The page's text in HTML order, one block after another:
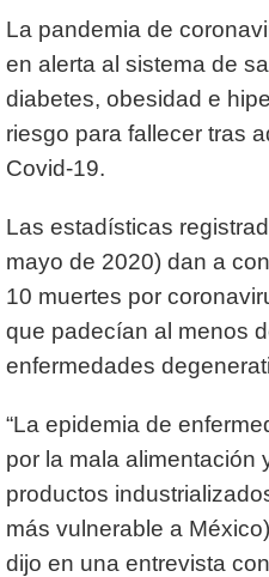
La pandemia de
en alerta al sistema de
diabetes, obesidad e
riesgo para fallecer tras
Covid-19.
Las estadísticas
mayo de 2020) dan a
10 muertes por
que padecían al menos
enfermedades
“La epidemia de
por la mala alimentación
productos
más vulnerable a
dijo en una entrevista